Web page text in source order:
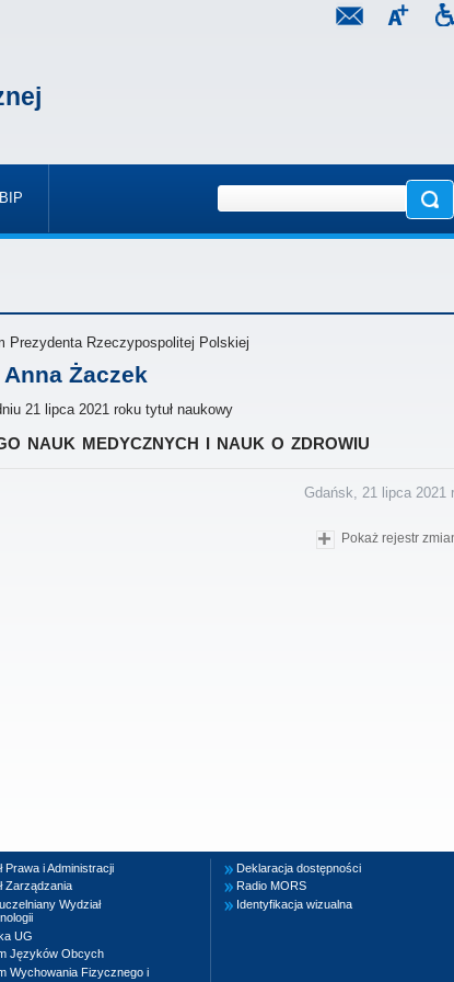
Prezydenta Rzeczypospolitej Polskiej
Anna Żaczek
21 lipca 2021 roku tytuł naukowy
nauk medycznych i nauk o zdrowiu
Gdańsk, 21 lipca 2021
Pokaż rejestr
Prawa i Administracji
Zarządzania
Wydział
UG
Języków Obcych
Wychowania Fizycznego i
Deklaracja dostępności
Radio MORS
Identyfikacja wizualna